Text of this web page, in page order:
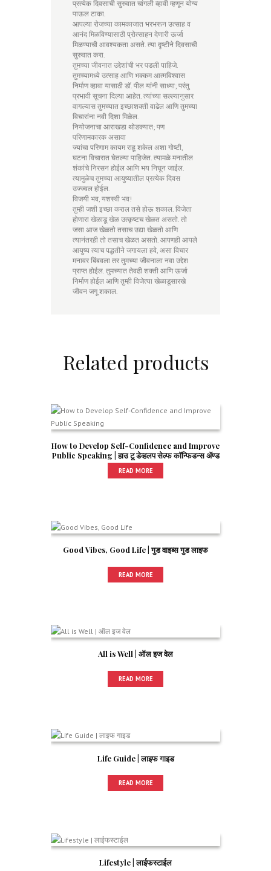
प्रत्येक दिवसाची सुरुवात चांगली व्हावी म्हणून योग्य
पाऊल टाका.
आपल्या रोजच्या कामकाजात भरभरून उत्साह व
आनंद मिळविण्यासाठी प्रोत्साहन देणारी ऊर्जा
मिळण्याची आवश्यकता असते. त्या दृष्टीने दिवसाची
सुरुवात करा.
तुमच्या जीवनात उद्देशांची भर पडली पाहिजे.
तुमच्यामध्ये उत्साह आणि भक्कम आत्मविश्वास
निर्माण व्हावा यासाठी डॉ. पील यांनी साध्या; परंतु
प्रभावी सूचना दिल्या आहेत. त्यांच्या सल्ल्यानुसार
वागल्यास तुमच्यात इच्छाशक्ती वाढेल आणि तुमच्या
विचारांना नवी दिशा मिळेल.
नियोजनाचा आराखडा थोडक्यात; पण
परिणामकारक असावा
ज्यांचा परिणाम कायम राहू शकेल अशा गोष्टी,
घटना विचारात घेतल्या पाहिजेत. त्यामळे मनातील
शंकांचे निरसन होईल आणि भय निघून जाईल.
त्यामुळेच तुमच्या आयुष्यातील प्रत्येक दिवस
उज्ज्वल होईल.
विजयी भव, यशस्वी भव!
तुम्ही जशी इच्छा कराल तसे होऊ शकाल. विजेता
होणारा खेळाडू खेळ उत्कृष्टच खेळत असतो. तो
जसा आज खेळतो तसाच उद्या खेळतो आणि
त्यानंतरही तो तसाच खेळत असतो. आपणही आपले
आयुष्य त्याच पद्धतीने जगायला हवे, असा विचार
मनावर बिंबवला तर तुमच्या जीवनाला नवा उद्देश
प्राप्त होईल. तुमच्यात तेवढी शक्ती आणि ऊर्जा
निर्माण होईल आणि तुम्ही विजेत्या खेळाडूसारखे
जीवन जगू शकाल.
Related products
How to Develop Self-Confidence and Improve
Public Speaking | हाउ टू डेव्हलप सेल्फ कॉन्फिडन्स अ‍ॅण्ड
इम्प्र्ाूव्ह पब्लिक स्पीकिंग
READ MORE
Good Vibes, Good Life | गुड वाइब्स गुड लाइफ
READ MORE
All is Well | ऑल इज वेल
READ MORE
Life Guide | लाइफ गाइड
READ MORE
Lifestyle | लाईफस्टाईल